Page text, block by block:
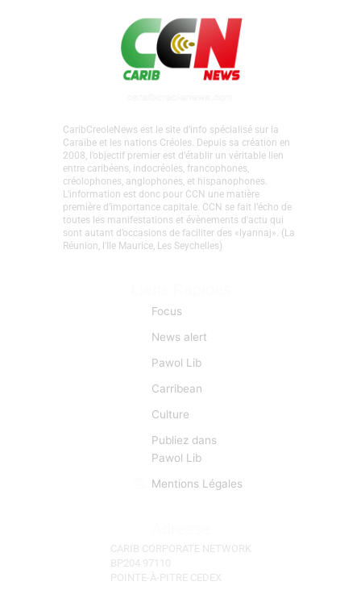
CaribCreoleNews est le site d’info spécialisé sur la
Caraïbe et les nations Créoles. Depuis sa création en
2008, l’objectif premier est d’établir un véritable lien
entre caribéens, indocréoles, francophones,
créolophones, anglophones, et hispanophones.
L’information est donc pour CCN une matière
première d’importance capitale. CCN se fait l’écho de
toutes les manifestations et évènements d'actu qui
sont autant d’occasions de faciliter des «lyannaj». (La
Liens Rapides
Publiez dans
Adresse
CARIB CORPORATE NETWORK
BP204 97110